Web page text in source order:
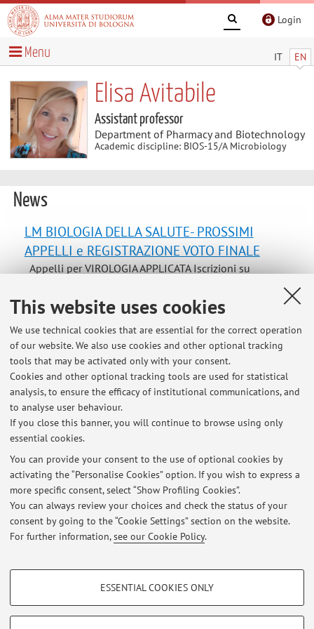
This website uses cookies
We use technical cookies that are essential for the correct operation
of our website. We also use cookies and other optional tracking
tools that may be activated only with your consent.
Cookies and other optional tracking tools are used for statistical
analysis, to ensure the efficacy of institutional communications, and
to analyse user behaviour.
If you close this banner, you will continue to browse using only
essential cookies.
You can provide your consent to the use of optional cookies by
activating the “Personalise Cookies” option. If you wish to express a
more specific consent, select “Show Profiling Cookies”.
You can always review your choices and check the status of your
consent by going to the “Cookie Settings” section on the website.
For further information,see our Cookie Policy.
PROFILING COOKIES - OPTIONAL
ESSENTIAL COOKIES ONLY
Login
IT EN
Menu
Elisa Avitabile
Assistant professor
Department of Pharmacy and Biotechnology
Academic discipline: BIOS-15/A Microbiology
News
LM BIOLOGIA DELLA SALUTE- PROSSIMI
APPELLI e REGISTRAZIONE VOTO FINALE
Appelli per VIROLOGIA APPLICATA Iscrizioni su
AlmaEsami. Si pregano gli interessati di iscriversi solo se
convinti di presentarsi all'esame. Tuttavia chi pensa di
ritirarsi lo faccia entro i termini stabiliti cancellandosi
dalla lista, in modo da permettere un'organizzazione
ottimale dei tempi ...
Published on: April 11 2016
AVVISO PER TUTTI GLI STUDENTI
Per eventuali comunicazioni urgenti (riguardanti
modificazione di orari di lezione o variazione delle
date/orari/ sedi degli appelli) verranno utilizzati gli
indirizzi e-mail registrati nelle liste di distribuzione
docente/ studente. Gli studenti interessati a ricevere tali
avvisi sono pregati di verificare ...
Published on: May 06 2010
Restricted area
Loginto manage all website contents.